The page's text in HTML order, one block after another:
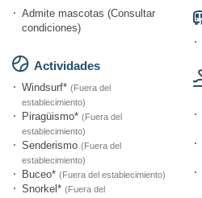
Admite mascotas (Consultar
condiciones)
Actividades
Windsurf* (Fuera del
establecimiento)
Piragüismo* (Fuera del
establecimiento)
Senderismo (Fuera del
establecimiento)
Buceo* (Fuera del establecimiento)
Snorkel* (Fuera del